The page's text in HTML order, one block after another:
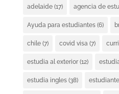
adelaide(17) agencia de
Ayuda para estudiantes(6)
chile(7) covid visa (7)
estudia al exterior(12)
estudia ingles(38)